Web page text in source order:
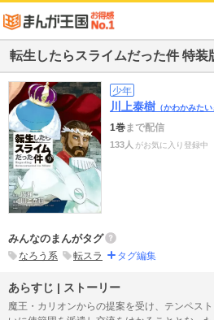
転生したらスライムだった件 特装
少年
川上泰樹 （かわかみたい
1巻まで配信
133人 がお気に入り登録中
みんなのまんがタグ
なろう系 転スラ タグ編集
あらすじ | ストーリー
魔王・カリオンからの提案を受け、テンペス